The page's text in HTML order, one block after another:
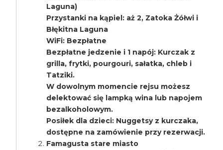
Laguna)
Przystanki na kąpiel: aż 2, Zatoka Żółwi i
Błękitna Laguna
WiFi: Bezpłatne
Bezpłatne jedzenie i 1 napój: Kurczak z
grilla, frytki, pourgouri, sałatka, chleb i
Tatziki.
W dowolnym momencie rejsu możesz
delektować się lampką wina lub napojem
bezalkoholowym.
Posiłek dla dzieci: Nuggetsy z kurczaka,
dostępne na zamówienie przy rezerwacji.
Famagusta stare miasto